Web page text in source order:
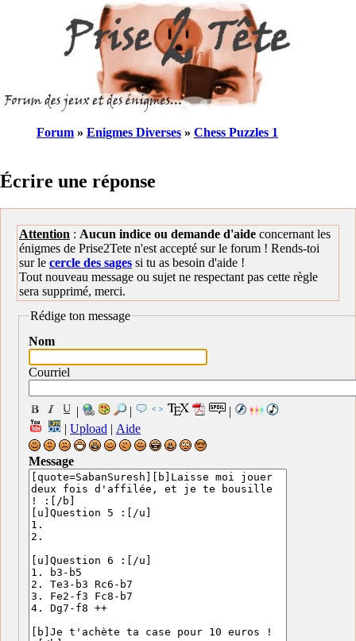
Forum » Enigmes Diverses » Chess Puzzles 1
Écrire une réponse
Attention : Aucun indice ou demande d'aide concernant les
énigmes de Prise2Tete n'est accepté sur le forum ! Rends-toi
sur le cercle des sages si tu as besoin d'aide !
Tout nouveau message ou sujet ne respectant pas cette règle
sera supprimé, merci.
Rédige ton message
Nom
Courriel
| |
|
| Upload | Aide
Message